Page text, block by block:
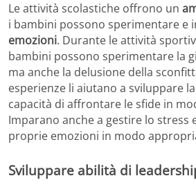
Le attività scolastiche offrono un
i bambini possono sperimentare e
emozioni. Durante le attività
bambini possono sperimentare la
ma anche la delusione della
esperienze li aiutano a sviluppare la
capacità di affrontare le sfide in
Imparano anche a gestire lo stress
proprie emozioni in modo
Sviluppare abilità di